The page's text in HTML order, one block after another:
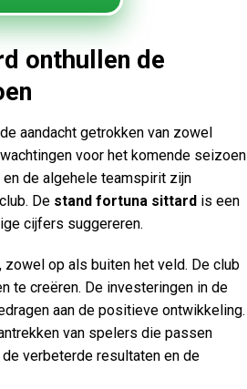
onthullen de
aandacht getrokken van zowel
voor het komende seizoen
de algehele teamspirit zijn
De stand fortuna sittard is een
cijfers suggereren.
op als buiten het veld. De club
te creëren. De investeringen in de
aan de positieve ontwikkeling.
van spelers die passen
verbeterde resultaten en de